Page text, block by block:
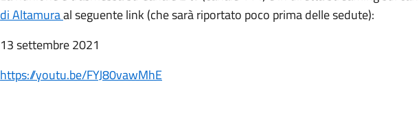
di Altamuraal seguente link (che sarà riportato poco prima delle sedute):
13 settembre 2021
https://youtu.be/FYJ80vawMhE